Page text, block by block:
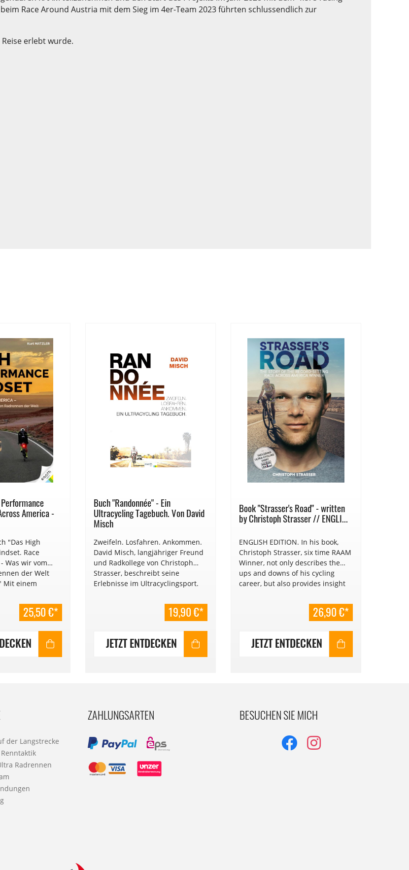
Race Around Austria mit dem Sieg im 4er-Team 2023 führten schlussendlich zur
erlebt wurde.
America -
"Das High
Race
Was wir vom
der Welt
Mit einem
Lessons des
5 Euro für die
Kinderlähmung.
25,50 €*
Buch "Randonnée" - Ein
Ultracycling Tagebuch. Von David
Misch
Zweifeln. Losfahren. Ankommen.
David Misch, langjähriger Freund
und Radkollege von Christoph
Strasser, beschreibt seine
Erlebnisse im Ultracyclingsport.
19,90 €*
JETZT ENTDECKEN
Book "Strasser's Road" - written
by Christoph Strasser // ENGLI...
ENGLISH EDITION. In his book,
Christoph Strasser, six time RAAM
Winner, not only describes the
ups and downs of his cycling
career, but also provides insight
and hardest ultra-cycling races
26,90 €*
JETZT ENTDECKEN
der Langstrecke
Radrennen
ZAHLUNGSARTEN BESUCHEN SIE MICH